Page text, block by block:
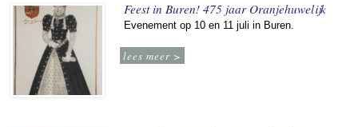
Feest in Buren! 475 jaar Oranjehuwelijk
Evenement op 10 en 11 juli in Buren.
lees meer >